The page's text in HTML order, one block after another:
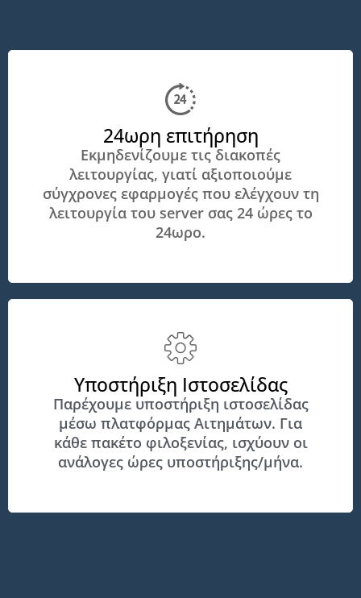
24ωρη επιτήρηση
Εκμηδενίζουμε τις διακοπές
λειτουργίας, γιατί αξιοποιούμε
σύγχρονες εφαρμογές που ελέγχουν τη
λειτουργία του server σας 24 ώρες το
24ωρο.
Υποστήριξη Ιστοσελίδας
Παρέχουμε υποστήριξη ιστοσελίδας
μέσω πλατφόρμας Αιτημάτων. Για
κάθε πακέτο φιλοξενίας, ισχύουν οι
ανάλογες ώρες υποστήριξης/μήνα.